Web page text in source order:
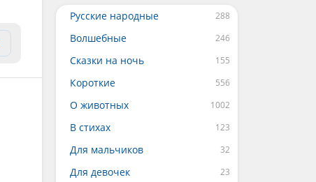
Русские народные
Волшебные
Сказки на ночь
Короткие
О животных
В стихах
Для мальчиков
Для девочек